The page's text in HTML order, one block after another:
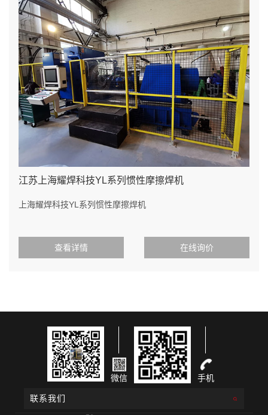
江苏上海耀焊科技YL系列惯性摩擦焊机
上海耀焊科技YL系列惯性摩擦焊机
查看详情 在线询价
微信 手机
联系我们